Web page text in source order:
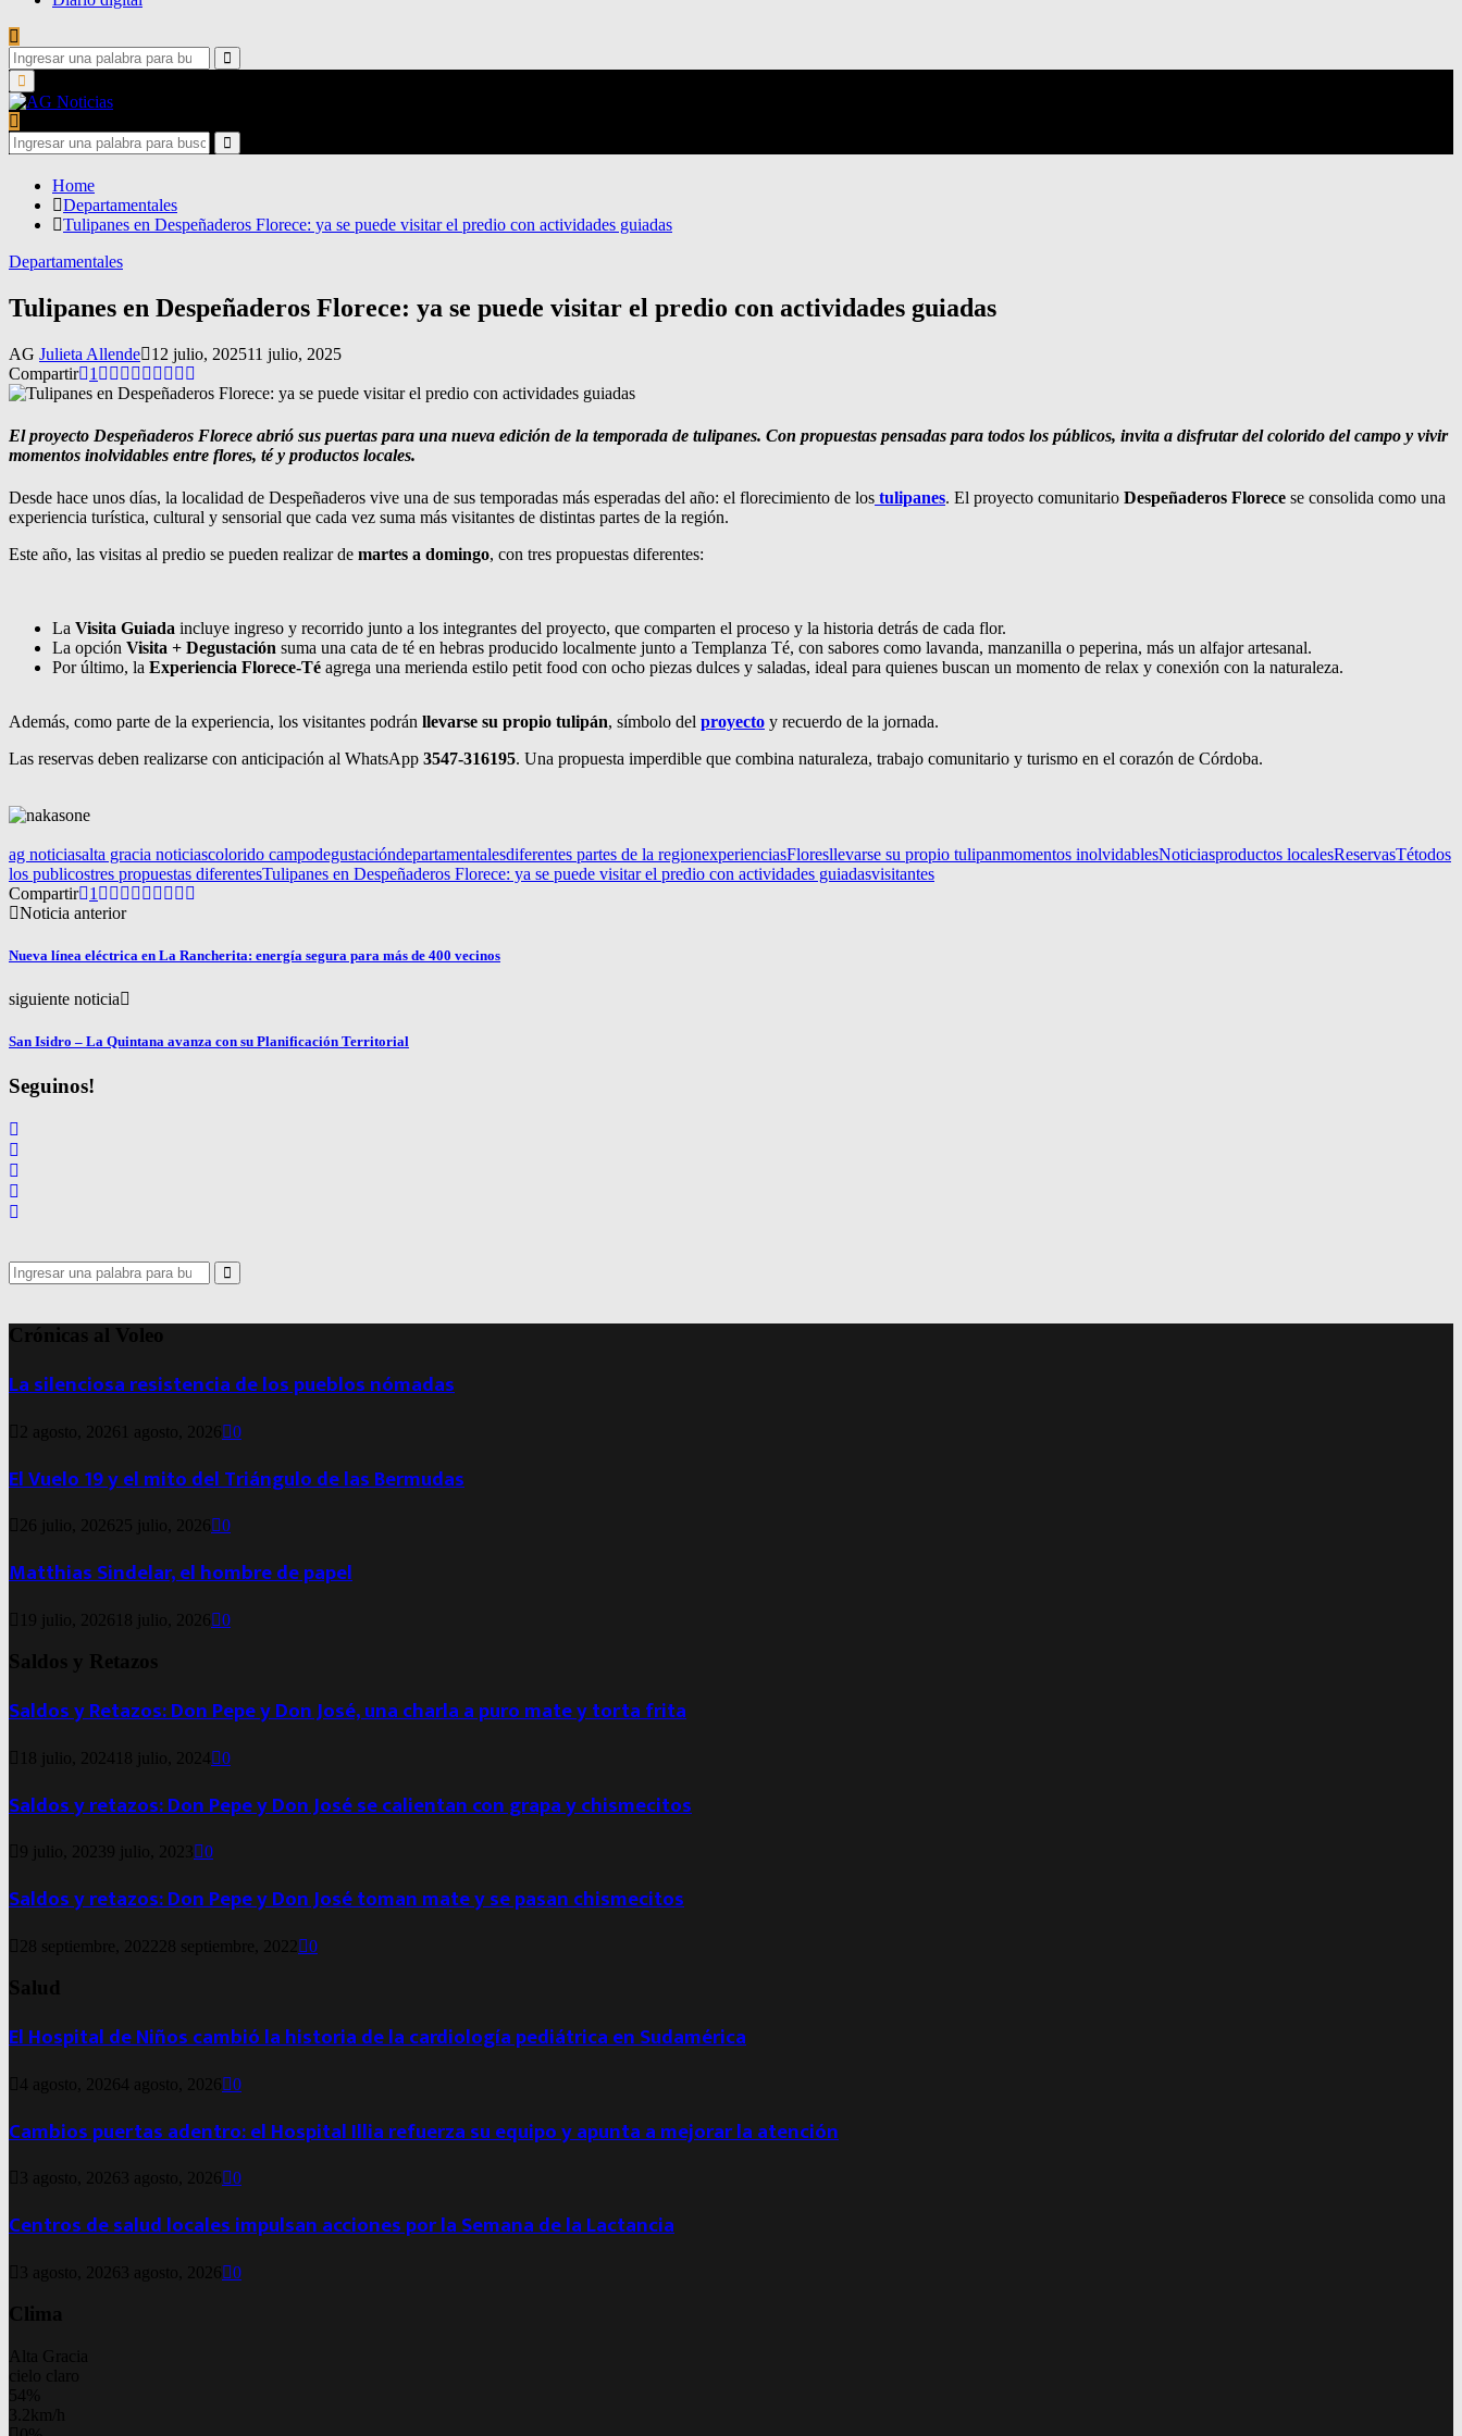
Search
for:
Search
Primary
Menu
Search
for:
Search
Home
Departamentales
Tulipanes en Despeñaderos Florece: ya se puede visitar el predio con actividades guiadas
Departamentales
Tulipanes en Despeñaderos Florece: ya se puede visitar el predio con actividades guiadas
AG Julieta Allende 12 julio, 202511 julio, 2025
Compartir
1
El proyecto Despeñaderos Florece abrió sus puertas para una nueva edición de la temporada de tulipanes. Con propuestas pensadas para todos los públicos, invita a disfrutar del colorido del campo y vivir
momentos inolvidables entre flores, té y productos locales.
Desde hace unos días, la localidad de Despeñaderos vive una de sus temporadas más esperadas del año: el florecimiento de los tulipanes. El proyecto comunitario Despeñaderos Florece se consolida como una
experiencia turística, cultural y sensorial que cada vez suma más visitantes de distintas partes de la región.
Este año, las visitas al predio se pueden realizar de martes a domingo, con tres propuestas diferentes:
La Visita Guiada incluye ingreso y recorrido junto a los integrantes del proyecto, que comparten el proceso y la historia detrás de cada flor.
La opción Visita + Degustación suma una cata de té en hebras producido localmente junto a Templanza Té, con sabores como lavanda, manzanilla o peperina, más un alfajor artesanal.
Por último, la Experiencia Florece-Té agrega una merienda estilo petit food con ocho piezas dulces y saladas, ideal para quienes buscan un momento de relax y conexión con la naturaleza.
Además, como parte de la experiencia, los visitantes podrán llevarse su propio tulipán, símbolo del proyecto y recuerdo de la jornada.
Las reservas deben realizarse con anticipación al WhatsApp 3547-316195. Una propuesta imperdible que combina naturaleza, trabajo comunitario y turismo en el corazón de Córdoba.
ag noticiasalta gracia noticiascolorido campodegustacióndepartamentalesdiferentes partes de la regionexperienciasFloresllevarse su propio tulipanmomentos inolvidablesNoticiasproductos localesReservasTétodos
los publicostres propuestas diferentesTulipanes en Despeñaderos Florece: ya se puede visitar el predio con actividades guiadasvisitantes
Compartir
1
Noticia anterior
Nueva línea eléctrica en La Rancherita: energía segura para más de 400 vecinos
siguiente noticia
San Isidro – La Quintana avanza con su Planificación Territorial
Seguinos!
Search
for:
Search
Crónicas al Voleo
La silenciosa resistencia de los pueblos nómadas
2 agosto, 2026 1 agosto, 2026 0
El Vuelo 19 y el mito del Triángulo de las Bermudas
26 julio, 2026 25 julio, 2026 0
Matthias Sindelar, el hombre de papel
19 julio, 2026 18 julio, 2026 0
Saldos y Retazos
Saldos y Retazos: Don Pepe y Don José, una charla a puro mate y torta frita
18 julio, 2024 18 julio, 2024 0
Saldos y retazos: Don Pepe y Don José se calientan con grapa y chismecitos
9 julio, 20239 julio, 2023 0
Saldos y retazos: Don Pepe y Don José toman mate y se pasan chismecitos
28 septiembre, 2022 28 septiembre, 2022 0
Salud
El Hospital de Niños cambió la historia de la cardiología pediátrica en Sudamérica
4 agosto, 20264 agosto, 2026 0
Cambios puertas adentro: el Hospital Illia refuerza su equipo y apunta a mejorar la atención
3 agosto, 2026 3 agosto, 2026 0
Centros de salud locales impulsan acciones por la Semana de la Lactancia
3 agosto, 2026 3 agosto, 2026 0
Clima
Alta Gracia
cielo claro
54%
3.2km/h